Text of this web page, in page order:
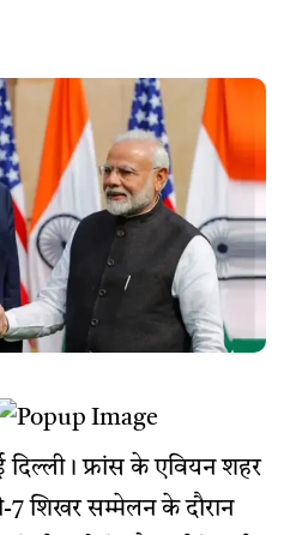
दिल्ली। फ्रांस के एवियन शहर
शिखर सम्मेलन के दौरान